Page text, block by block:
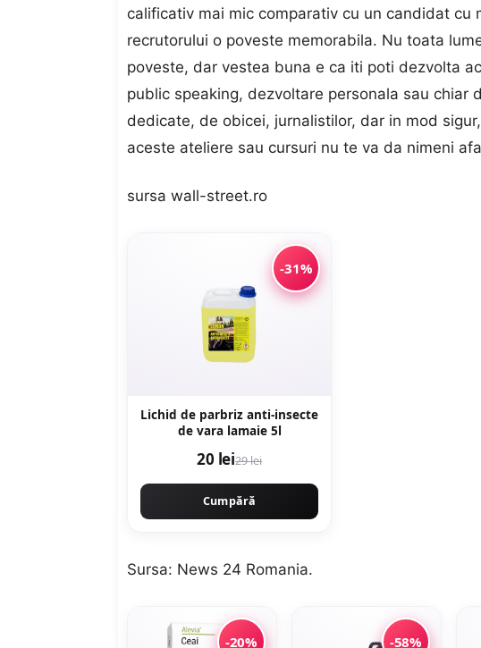
calificativ mai mic comparativ cu un candidat cu
recrutorului o poveste memorabila. Nu toata
poveste, dar vestea buna e ca iti poti dezvolta
public speaking, dezvoltare personala sau chiar
dedicate, de obicei, jurnalistilor, dar in mod
aceste ateliere sau cursuri nu te va da nimeni
sursa wall-street.ro
-31%
Lichid de parbriz anti-insecte
de vara lamaie 5l
20 lei29 lei
Cumpără
Sursa: News 24 Romania.
-20% -58%